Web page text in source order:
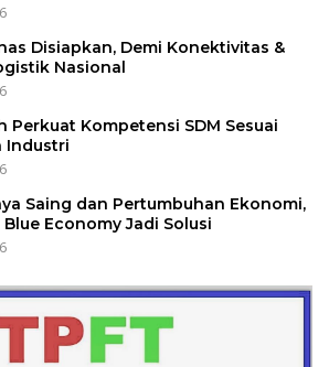
Disiapkan, Demi Konektivitas &
Nasional
Perkuat Kompetensi SDM Sesuai
Industri
Saing dan Pertumbuhan Ekonomi,
Economy Jadi Solusi